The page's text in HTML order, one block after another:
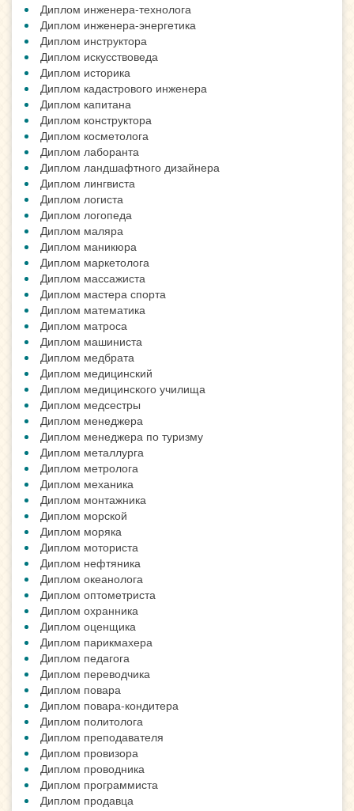
Диплом инженера-технолога
Диплом инженера-энергетика
Диплом инструктора
Диплом искусствоведа
Диплом историка
Диплом кадастрового инженера
Диплом капитана
Диплом конструктора
Диплом косметолога
Диплом лаборанта
Диплом ландшафтного дизайнера
Диплом лингвиста
Диплом логиста
Диплом логопеда
Диплом маляра
Диплом маникюра
Диплом маркетолога
Диплом массажиста
Диплом мастера спорта
Диплом математика
Диплом матроса
Диплом машиниста
Диплом медбрата
Диплом медицинский
Диплом медицинского училища
Диплом медсестры
Диплом менеджера
Диплом менеджера по туризму
Диплом металлурга
Диплом метролога
Диплом механика
Диплом монтажника
Диплом морской
Диплом моряка
Диплом моториста
Диплом нефтяника
Диплом океанолога
Диплом оптометриста
Диплом охранника
Диплом оценщика
Диплом парикмахера
Диплом педагога
Диплом переводчика
Диплом повара
Диплом повара-кондитера
Диплом политолога
Диплом преподавателя
Диплом провизора
Диплом проводника
Диплом программиста
Диплом продавца